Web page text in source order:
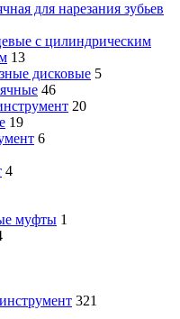
для нарезания зубьев
с цилиндрическим
13
дисковые 5
46
20
19
6
4
муфты 1
321